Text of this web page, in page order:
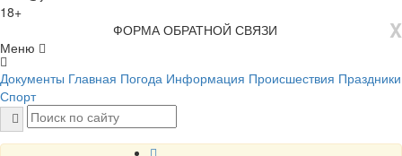
18+
X
ФОРМА ОБРАТНОЙ СВЯЗИ
Меню
Документы Главная Погода Информация Происшествия Праздники
Спорт